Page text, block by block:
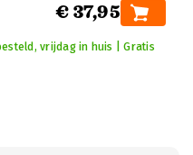
€ 37,95
vrijdag in huis | Gratis